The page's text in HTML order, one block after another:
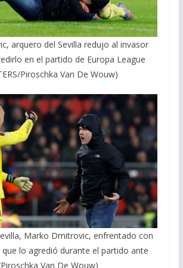
arquero del Sevilla redujo al invasor
en el partido de Europa League
Piroschka Van De Wouw)
Marko Dmitrovic, enfrentado con
lo agredió durante el partido ante
Piroschka Van De Wouw)